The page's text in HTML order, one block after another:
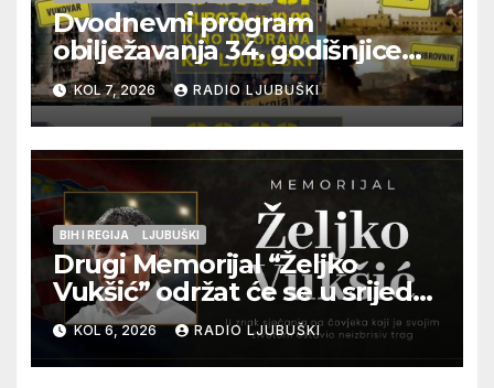
Dvodnevni program
obilježavanja 34. godišnjice
pogibije generala Blaža
Kraljevića i osmorice
pripadnika HOS-a
KOL 7, 2026 RADIO LJUBUŠKI
BIH I REGIJA LJUBUŠKI
Drugi Memorijal “Željko
Vukšić” održat će se u srijedu
12. kolovoza u Otoku
KOL 6, 2026 RADIO LJUBUŠKI